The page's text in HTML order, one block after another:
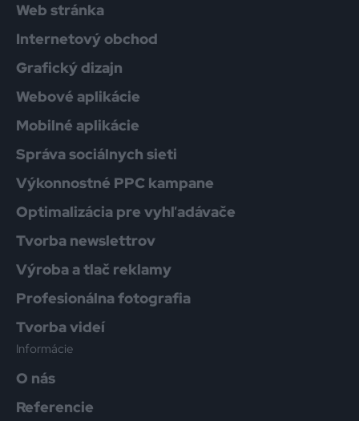
Web stránka
Internetový obchod
Grafický dizajn
Webové aplikácie
Mobilné aplikácie
Správa sociálnych sieti
Výkonnostné PPC kampane
Optimalizácia pre vyhľadávače
Tvorba newslettrov
Výroba a tlač reklamy
Profesionálna fotografia
Tvorba videí
Informácie
O nás
Referencie